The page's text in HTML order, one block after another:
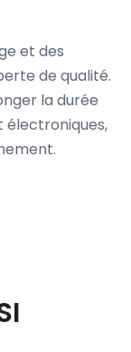
et des
de qualité.
la durée
électroniques,